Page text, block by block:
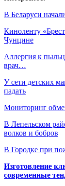
В Беларуси
Киноленту
Чунцине
Аллергия к
врач…
У сети детских
падать
Мониторинг
В Лепельском
волков и бобров
В Городке при
Изготовление
современные